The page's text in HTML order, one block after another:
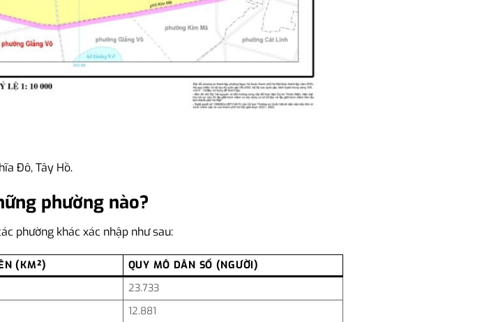
Đô, Tây Hồ.
phường nào?
phường khác xác nhập như sau:
(KM²)
QUY MÔ DÂN SỐ (NGƯỜI)
23.733
12.881